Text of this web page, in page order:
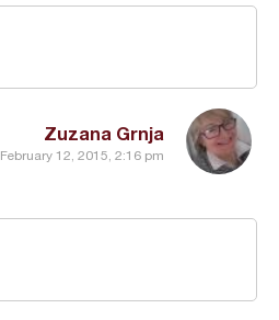
Zuzana Grnja
February 12, 2015, 2:16 pm